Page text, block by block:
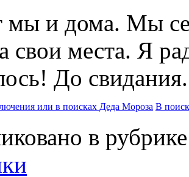
и дома. Мы
свои места. Я
До свидания.
или в поисках Деда Мороза В
в